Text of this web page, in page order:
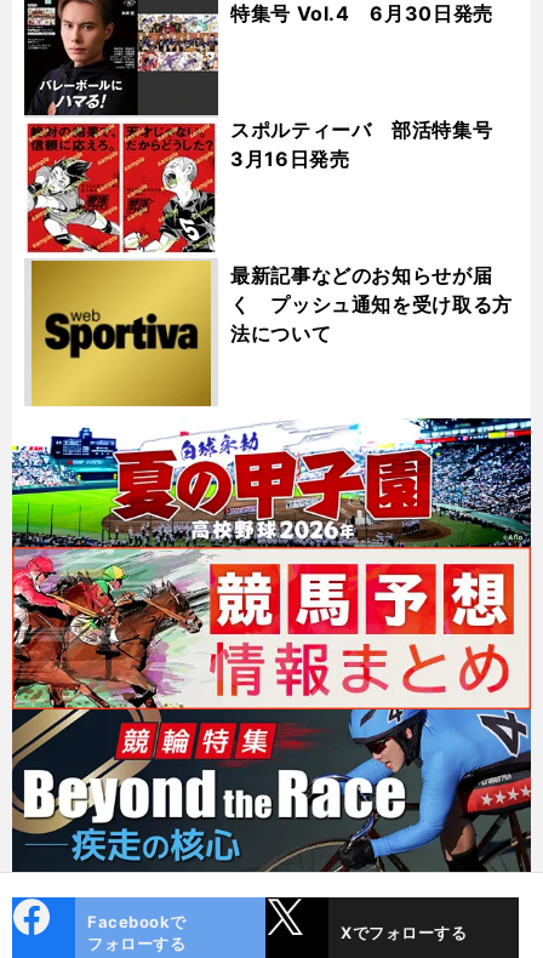
特集号 Vol.4 6月30日発売
スポルティーバ 部活特集号
3月16日発売
最新記事などのお知らせが届
く プッシュ通知を受け取る方
法について
ok
Facebookで
フォローする
Xでフォローする